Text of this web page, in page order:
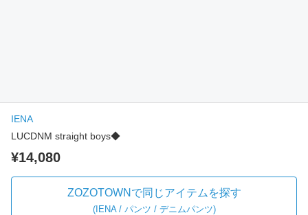
IENA
LUCDNM straight boys◆
¥14,080
ZOZOTOWNで同じアイテムを探す
(IENA / パンツ / デニムパンツ)